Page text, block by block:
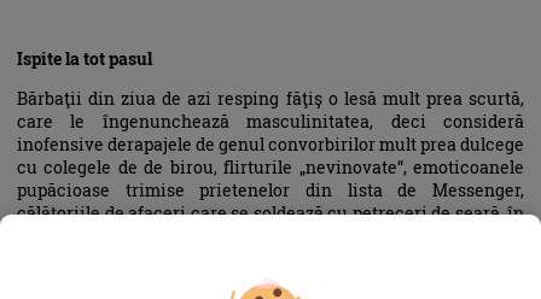
Ispite la tot pasul
Bărbaţii din ziua de azi resping făţiş o lesă mult prea scurtă,
care le îngenunchează masculinitatea, deci consideră
inofensive derapajele de genul convorbirilor mult prea dulcege
cu colegele de de birou, flirturile „nevinovate“, emoticoanele
pupăcioase trimise prietenelor din lista de Messenger,
călătoriile de afaceri care se soldează cu petreceri de seară, în
mai e, uneori, decât un pas. Cum poţi fugi de ispite fără să te